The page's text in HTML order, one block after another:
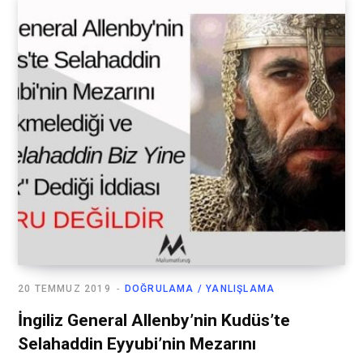
DOĞRULAMA / YANLIŞLAMA
20 TEMMUZ 2019
İngiliz General Allenby’nin Kudüs’te
Selahaddin Eyyubi’nin Mezarını